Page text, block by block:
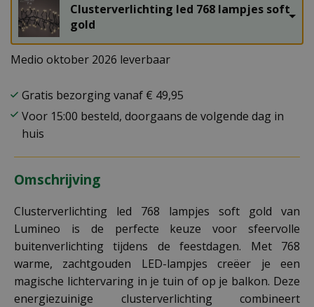
Clusterverlichting led 768 lampjes soft
gold
Medio oktober 2026 leverbaar
Gratis bezorging vanaf € 49,95
Voor 15:00 besteld, doorgaans de volgende dag in
huis
Omschrijving
Clusterverlichting led 768 lampjes soft gold van
Lumineo is de perfecte keuze voor sfeervolle
buitenverlichting tijdens de feestdagen. Met 768
warme, zachtgouden LED-lampjes creëer je een
magische lichtervaring in je tuin of op je balkon. Deze
energiezuinige clusterverlichting combineert